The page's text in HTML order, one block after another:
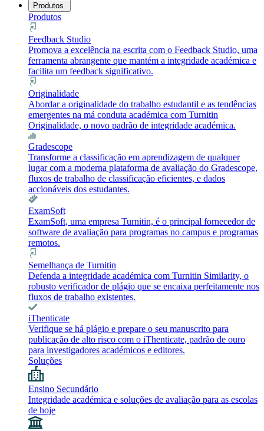
Produtos
Produtos
Feedback Studio
Promova a excelência na escrita com o Feedback Studio, uma
ferramenta abrangente que mantém a integridade académica e
facilita um feedback significativo.
Originalidade
Abordar a originalidade do trabalho estudantil e as tendências
emergentes na má conduta académica com Turnitin
Originalidade, o novo padrão de integridade académica.
Gradescope
Transforme a classificação em aprendizagem de qualquer
lugar com a moderna plataforma de avaliação do Gradescope,
fluxos de trabalho de classificação eficientes, e dados
accionáveis dos estudantes.
ExamSoft
ExamSoft, uma empresa Turnitin, é o principal fornecedor de
software de avaliação para programas no campus e programas
remotos.
Semelhança de Turnitin
Defenda a integridade académica com Turnitin Similarity, o
robusto verificador de plágio que se encaixa perfeitamente nos
fluxos de trabalho existentes.
iThenticate
Verifique se há plágio e prepare o seu manuscrito para
publicação de alto risco com o iThenticate, padrão de ouro
para investigadores académicos e editores.
Soluções
Ensino Secundário
Integridade académica e soluções de avaliação para as escolas
de hoje